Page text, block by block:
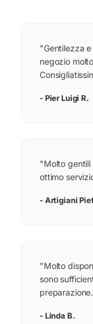
"Gentilezza
negozio
- Pier Luigi R.
"Molto gentili
ottimo
- Artigiani
"Molto
sono
- Linda B.